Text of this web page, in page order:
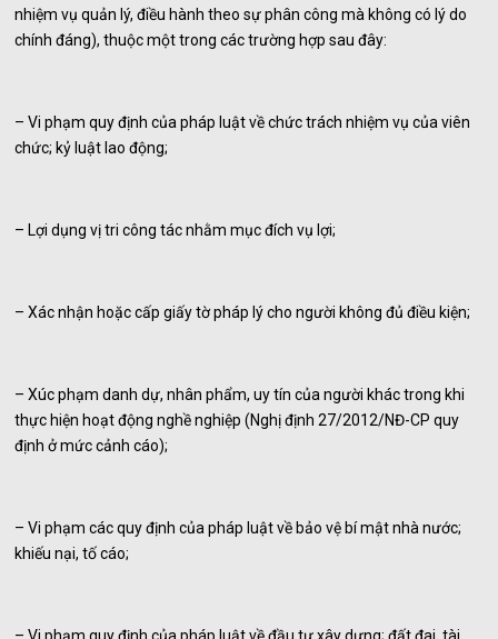
nhiệm vụ quản lý, điều hành theo sự phân công mà không có lý do
chính đáng), thuộc một trong các trường hợp sau đây:
– Vi phạm quy định của pháp luật về chức trách nhiệm vụ của viên
chức; kỷ luật lao động;
– Lợi dụng vị tri công tác nhằm mục đích vụ lợi;
– Xác nhận hoặc cấp giấy tờ pháp lý cho người không đủ điều kiện;
– Xúc phạm danh dự, nhân phẩm, uy tín của người khác trong khi
thực hiện hoạt động nghề nghiệp (Nghị định 27/2012/NĐ-CP quy
định ở mức cảnh cáo);
– Vi phạm các quy định của pháp luật về bảo vệ bí mật nhà nước;
khiếu nại, tố cáo;